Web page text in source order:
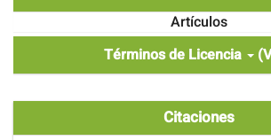
Artículos
Términos de Licencia
Citaciones